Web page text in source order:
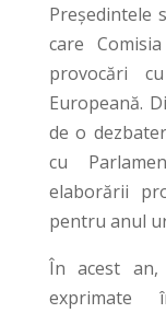
Președintele
care
provocări
Europeană.
de o
cu
elaborării
pentru anul
În acest an,
exprimate